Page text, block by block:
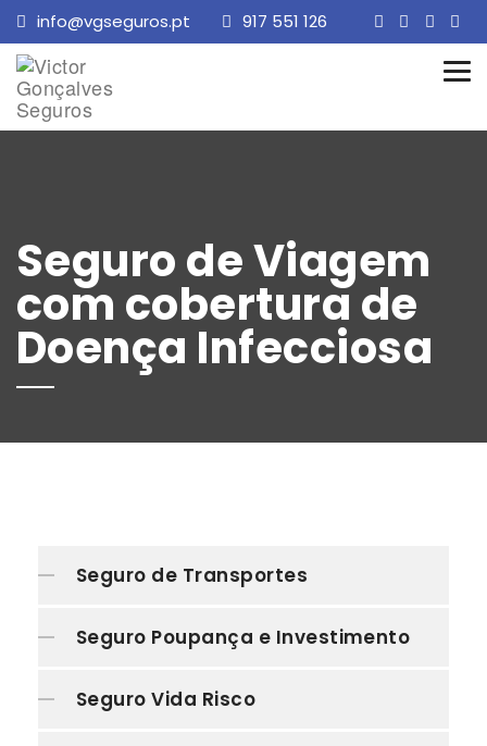
info@vgseguros.pt 917 551 126
Seguro de Viagem
com cobertura de
Doença Infecciosa
Seguro de Transportes
Seguro Poupança e Investimento
Seguro Vida Risco